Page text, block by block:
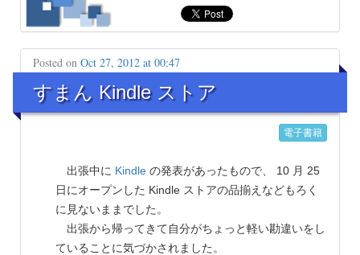
Posted on Oct 27, 2012 at 00:47
すまん Kindle ストア
電子書籍
出張中に Kindle の発表があったもので、 10 月 25
日にオープンした Kindle ストアの品揃えなどもろく
に見ないままでした。
出張から帰ってきて自分がちょっと軽い勘違いをし
ていることに気づかされました。